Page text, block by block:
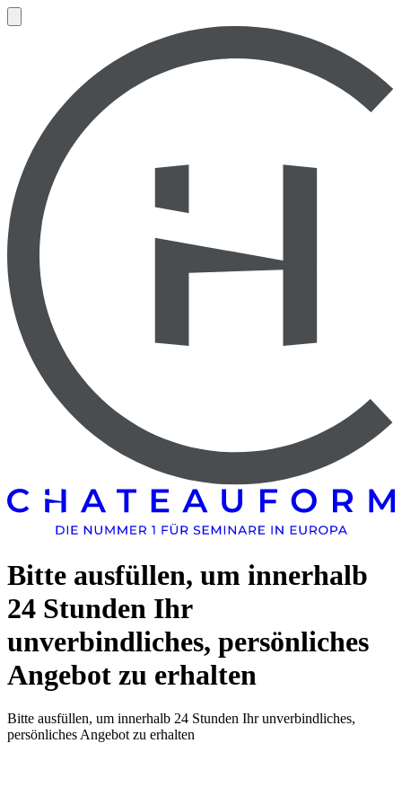
Bitte ausfüllen, um innerhalb
24 Stunden Ihr
unverbindliches, persönliches
Angebot zu erhalten
Bitte ausfüllen, um innerhalb 24 Stunden Ihr unverbindliches,
persönliches Angebot zu erhalten